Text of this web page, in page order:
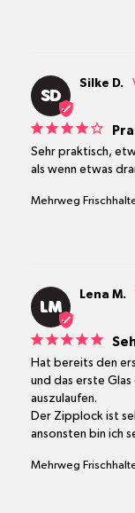
SD
Silke D.
Sehr praktisch,
Mehrweg
LM
Lena M.
Hat bereits den
und das erste
auszulaufen.
Der Zipplock ist
ansonsten bin ich
Mehrweg